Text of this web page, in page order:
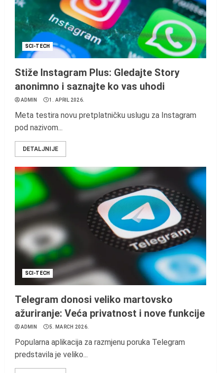
SCI-TECH
Stiže Instagram Plus: Gledajte Story
anonimno i saznajte ko vas uhodi
ADMIN 1. APRIL 2026.
Meta testira novu pretplatničku uslugu za Instagram
pod nazivom...
DETALJNIJE
SCI-TECH
Telegram donosi veliko martovsko
ažuriranje: Veća privatnost i nove funkcije
ADMIN 5. MARCH 2026.
Popularna aplikacija za razmjenu poruka Telegram
predstavila je veliko...